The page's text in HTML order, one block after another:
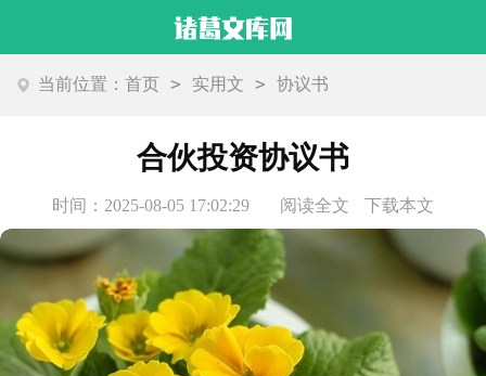
当前位置：首页 > 实用文 > 协议书
合伙投资协议书
时间：2025-08-05 17:02:29 阅读全文 下载本文